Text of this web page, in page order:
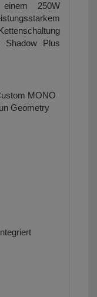
250W
Shadow Plus
MONO
Geometry